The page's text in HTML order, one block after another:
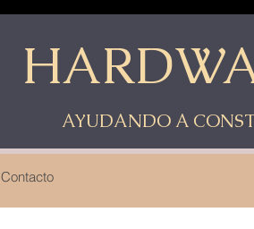
AYUDANDO A
Contacto